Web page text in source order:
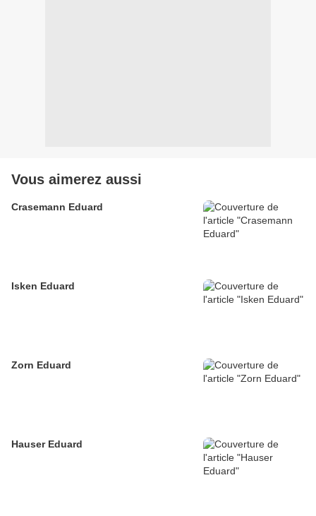
Vous aimerez aussi
Crasemann Eduard
Isken Eduard
Zorn Eduard
Hauser Eduard